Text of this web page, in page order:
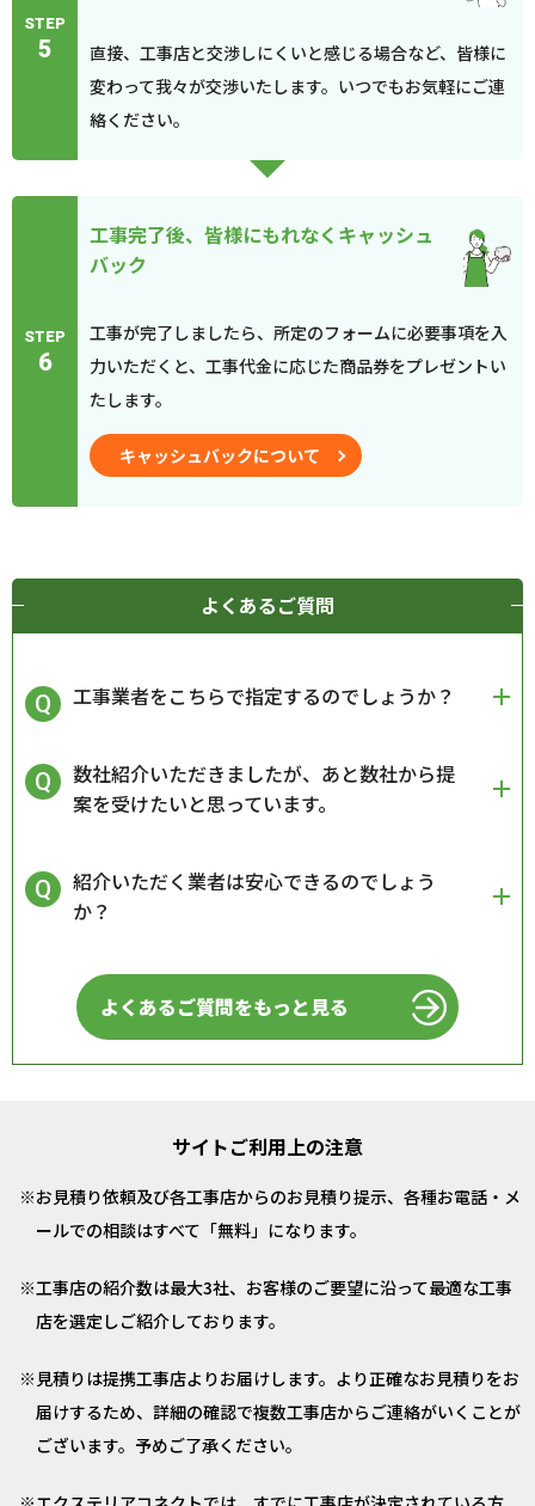
STEP
5
直接、工事店と交渉しにくいと感じる場合など、皆様に
変わって我々が交渉いたします。いつでもお気軽にご連
絡ください。
STEP
6
工事完了後、皆様にもれなくキャッシュ
バック
工事が完了しましたら、所定のフォームに必要事項を入
力いただくと、工事代金に応じた商品券をプレゼントい
たします。
キャッシュバックについて
よくあるご質問
工事業者をこちらで指定するのでしょうか？
数社紹介いただきましたが、あと数社から提
案を受けたいと思っています。
紹介いただく業者は安心できるのでしょう
か？
よくあるご質問をもっと見る
サイトご利用上の注意
お見積り依頼及び各工事店からのお見積り提示、各種お電話・メ
ールでの相談はすべて「無料」になります。
工事店の紹介数は最大3社、お客様のご要望に沿って最適な工事
店を選定しご紹介しております。
見積りは提携工事店よりお届けします。より正確なお見積りをお
届けするため、詳細の確認で複数工事店からご連絡がいくことが
ございます。予めご了承ください。